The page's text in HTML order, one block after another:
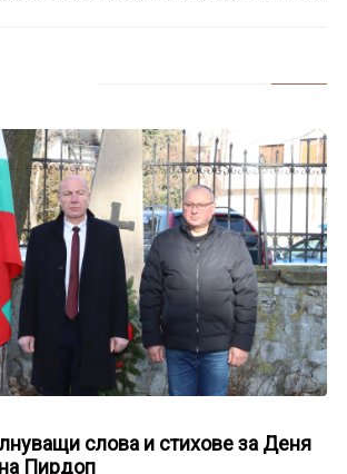
слова и стихове за Деня
Пирдоп